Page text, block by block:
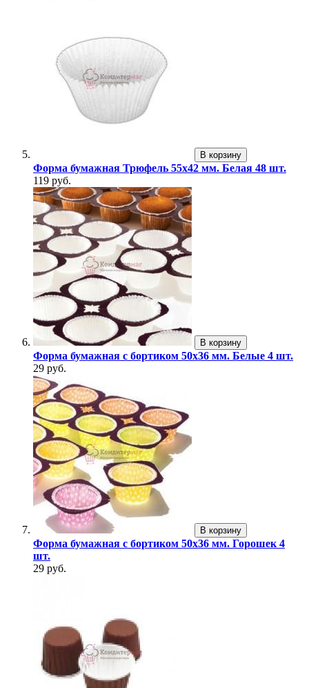
В корзину
Форма бумажная Трюфель 55х42 мм. Белая 48 шт.
119 руб.
В корзину
Форма бумажная с бортиком 50х36 мм. Белые 4 шт.
29 руб.
В корзину
Форма бумажная с бортиком 50х36 мм. Горошек 4
шт.
29 руб.